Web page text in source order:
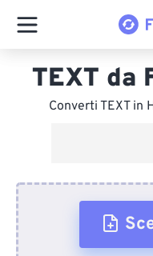
TEXT da
Converti TEXT in